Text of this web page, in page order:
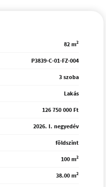
82 m2
P3839-C-01-FZ-004
3 szoba
Lakás
126 750 000 Ft
2026. I. negyedév
földszint
100 m2
38.00 m2